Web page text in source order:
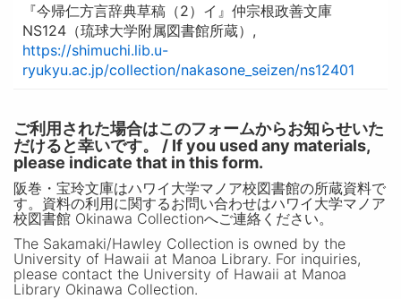
『今帰仁方言辞典草稿（2）イ』仲宗根政善文庫
NS124（琉球大学附属図書館所蔵）,
https://shimuchi.lib.u-
ryukyu.ac.jp/collection/nakasone_seizen/ns12401
ご利用された場合はこのフォームからお知らせいた
だけると幸いです。 / If you used any materials,
please indicate that in this form.
阪巻・宝玲文庫はハワイ大学マノア校図書館の所蔵資料で
す。資料の利用に関するお問い合わせはハワイ大学マノア
校図書館 Okinawa Collectionへご連絡ください。
The Sakamaki/Hawley Collection is owned by the
University of Hawaii at Manoa Library. For inquiries,
please contact the University of Hawaii at Manoa
Library Okinawa Collection.